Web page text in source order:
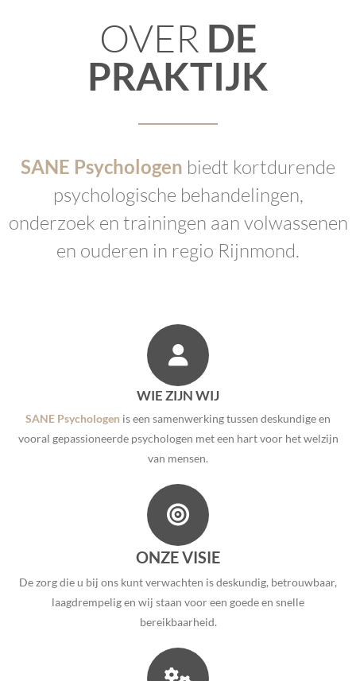
Lees Meer
OVER DE
PRAKTIJK
SANE Psychologen biedt kortdurende
psychologische behandelingen,
onderzoek en trainingen aan volwassenen
en ouderen in regio Rijnmond.
WIE ZIJN WIJ
SANE Psychologen is een samenwerking tussen deskundige en
vooral gepassioneerde psychologen met een hart voor het welzijn
van mensen.
ONZE VISIE
De zorg die u bij ons kunt verwachten is deskundig, betrouwbaar,
laagdrempelig en wij staan voor een goede en snelle
bereikbaarheid.